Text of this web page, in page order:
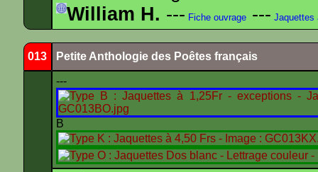
William H. --- Fiche ouvrage --- Jaquettes
013 Petite Anthologie des Poêtes français
---
B